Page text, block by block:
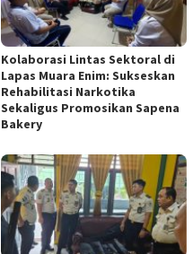
Kolaborasi Lintas Sektoral di
Lapas Muara Enim: Sukseskan
Rehabilitasi Narkotika
Sekaligus Promosikan Sapena
Bakery